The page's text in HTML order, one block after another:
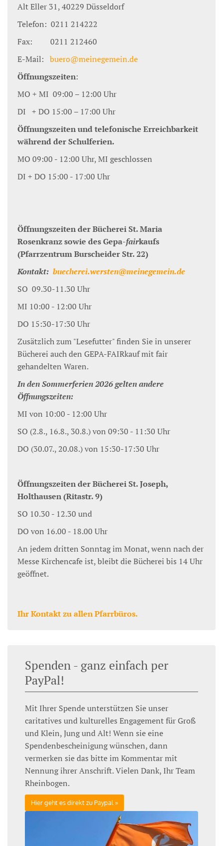
Alt Eller 31, 40229 Düsseldorf
Telefon: 0211 214222
Fax: 0211 212460
E-Mail: buero@meinegemein.de
Öffnungszeiten:
MO + MI 09:00 – 12:00 Uhr
DI + DO 15:00 – 17:00 Uhr
Öffnungszeiten und telefonische Erreichbarkeit
während der Schulferien.
MO 09:00 - 12:00 Uhr, MI geschlossen
DI + DO 15:00 - 17:00 Uhr
Öffnungszeiten der Bücherei St. Maria
Rosenkranz sowie des Gepa-fairkaufs
(Pfarrzentrum Burscheider Str. 22)
Kontakt: buecherei.wersten@meinegemein.de
SO 09.30-11.30 Uhr
MI 10:00 - 12:00 Uhr
DO 15:30-17:30 Uhr
Zusätzlich zum "Lesefutter" finden Sie in unserer
Bücherei auch den GEPA-FAIRkauf mit fair
gehandelten Waren.
In den Sommerferien 2026 gelten andere
Öffnungszeiten:
MI von 10:00 - 12:00 Uhr
SO (2.8., 16.8., 30.8.) von 09:30 - 11:30 Uhr
DO (30.07., 20.08.) von 15:30-17:30 Uhr
Öffnungszeiten der Bücherei St. Joseph,
Holthausen (Ritastr. 9)
SO 10.30 - 12.30 und
DO von 16.00 - 18.00 Uhr
An jedem dritten Sonntag im Monat, wenn nach der
Messe Kirchencafe ist, bleibt die Bücherei bis 14 Uhr
geöffnet.
Ihr Kontakt zu allen Pfarrbüros.
Spenden - ganz einfach per
PayPal!
Mit Ihrer Spende unterstützen Sie unser
caritatives und kulturelles Engagement für Groß
und Klein, Jung und Alt! Wenn sie eine
Spendenbescheinigung wünschen, dann
vermerken sie das bitte im Kommentar mit
Nennung ihrer Anschrift. Vielen Dank, Ihr Team
Rheinbogen.
Hier geht es direkt zu Paypal